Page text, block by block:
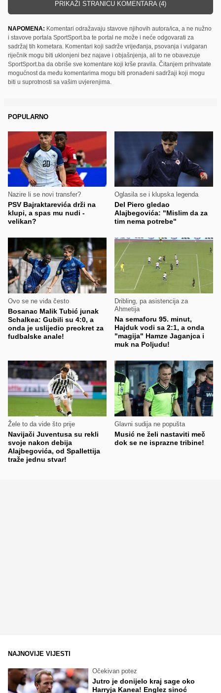
PRIKAŽI STRANICU KOMENTARA (4)
NAPOMENA: Komentari odražavaju stavove njihovih autora/ica, a ne nužno
i stavove portala SportSport.ba te portal ne može i neće odgovarati za
sadržaj tih kometara. Komentari koji sadrže vrijeđanja, psovanja i vulgaran
riječnik mogu biti uklonjeni bez najave i objašnjenja, ali to ne obavezuje
SportSport.ba da obriše sve komentare koji krše pravila. Čitanjem prihvatate
mogućnost da među komentarima mogu biti pronađeni sadržaji koji mogu
biti u suprotnosti sa vašim uvjerenjima.
POPULARNO
Nazire li se novi transfer?
PSV Bajraktarevića drži na
klupi, a spas mu nudi -
velikan?
Oglasila se i klupska legenda
Del Piero gledao
Alajbegovića: "Mislim da za
tim nema potrebe"
Ovo se ne viđa često
Bosanac Malik Tubić junak
Schalkea: Gubili su 4:0, a
onda je uslijedio preokret za
fudbalske anale!
Dribling, pa asistencija za
Ahmetija
Na semaforu 95. minut,
Hajduk vodi sa 2:1, a onda
"magija" Hamze Jaganjca i
muk na Poljudu!
Žele to da vide što prije
Navijači Juventusa su rekli
svoje nakon debija
Alajbegovića, od Spallettija
traže jednu stvar!
Glavni sudija ne popušta
Musić ne želi nastaviti meč
dok se ne isprazne tribine!
NAJNOVIJE VIJESTI
Očekivan potez
Jutro je donijelo kraj sage oko
Harryja Kanea! Englez sinoć